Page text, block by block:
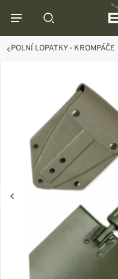
POLNÍ LOPATKY - KROMPÁČE